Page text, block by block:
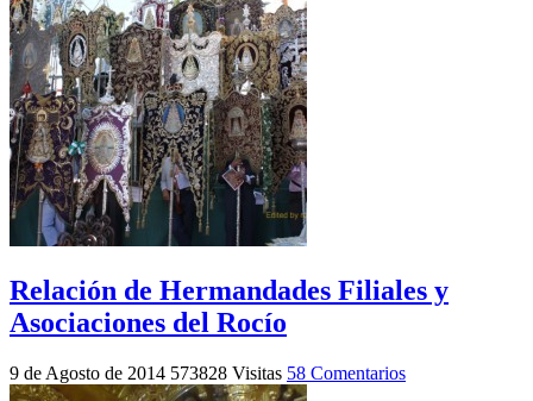
Relación de Hermandades Filiales y
Asociaciones del Rocío
9 de Agosto de 2014 573828 Visitas 58 Comentarios